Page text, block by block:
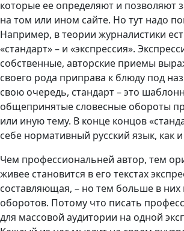
которые ее определяют и позволяют
на том или ином сайте. Но тут надо
Например, в теории журналистики
«стандарт» – и «экспрессия».
собственные, авторские приемы
своего рода приправа к блюду под
свою очередь, стандарт – это
общепринятые словесные обороты
или иную тему. В конце концов
себе нормативный русский язык, как
Чем профессиональней автор, тем
живее становится в его текстах
составляющая, – но тем больше в них
оборотов. Потому что писать
для массовой аудитории на одной